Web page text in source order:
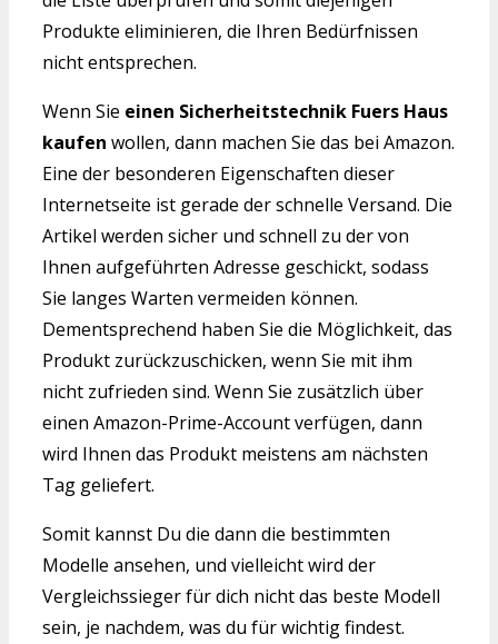
Produkte eliminieren, die Ihren Bedürfnissen
nicht entsprechen.
Wenn Sie einen Sicherheitstechnik Fuers Haus
kaufen wollen, dann machen Sie das bei Amazon.
Eine der besonderen Eigenschaften dieser
Internetseite ist gerade der schnelle Versand. Die
Artikel werden sicher und schnell zu der von
Ihnen aufgeführten Adresse geschickt, sodass
Sie langes Warten vermeiden können.
Dementsprechend haben Sie die Möglichkeit, das
Produkt zurückzuschicken, wenn Sie mit ihm
nicht zufrieden sind. Wenn Sie zusätzlich über
einen Amazon-Prime-Account verfügen, dann
wird Ihnen das Produkt meistens am nächsten
Tag geliefert.
Somit kannst Du die dann die bestimmten
Modelle ansehen, und vielleicht wird der
Vergleichssieger für dich nicht das beste Modell
sein, je nachdem, was du für wichtig findest.